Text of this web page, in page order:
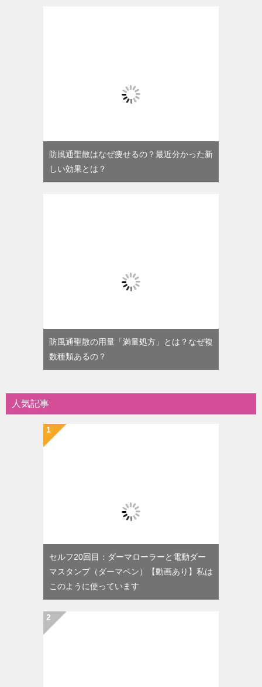
防風通聖散はなぜ痩せるの？最近分かった新
しい効果とは？
防風通聖散の用量「満量処方」とは？なぜ複
数種類あるの？
人気記事
セルフ20回目：ダーマローラーと電動ダー
マスタンプ（ダーマペン）【動画あり】私は
このように使っています